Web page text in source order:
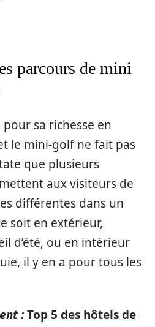
parcours de mini
sa richesse en
le mini-golf ne fait pas
que plusieurs
aux visiteurs de
différentes dans un
soit en extérieur,
d’été, ou en intérieur
il y en a pour tous les
:Top 5 des hôtels de